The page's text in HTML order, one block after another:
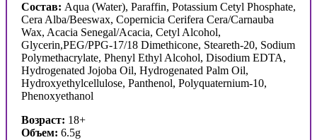
Состав: Aqua (Water), Paraffin, Potassium Cetyl Phosphate,
Cera Alba/Beeswax, Copernicia Cerifera Cera/Carnauba
Wax, Acacia Senegal/Acacia, Cetyl Alcohol,
Glycerin,PEG/PPG-17/18 Dimethicone, Steareth-20, Sodium
Polymethacrylate, Phenyl Ethyl Alcohol, Disodium EDTA,
Hydrogenated Jojoba Oil, Hydrogenated Palm Oil,
Hydroxyethylcellulose, Panthenol, Polyquaternium-10,
Phenoxyethanol
Возраст: 18+
Объем: 6.5g